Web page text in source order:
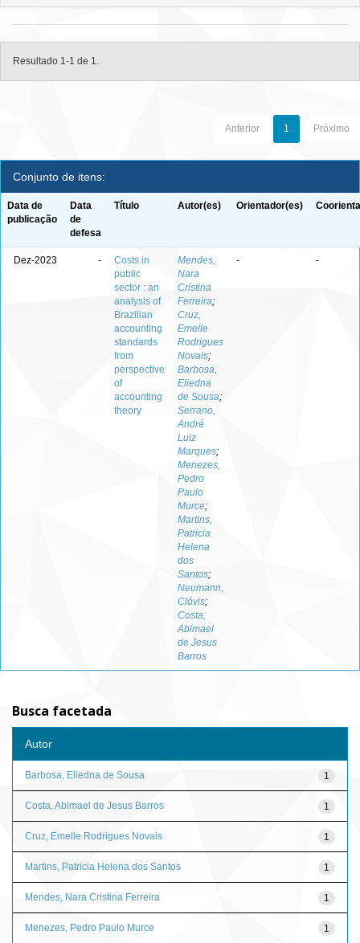
Resultado 1-1 de 1.
Anterior 1 Próximo
Conjunto de itens:
Data de
publicação
Data
de
defesa
Título Autor(es) Orientador(es)
Dez-2023 -
Costs in
public
sector : an
analysis of
Brazilian
accounting
standards
from
perspective
of
accounting
theory
Mendes,
Nara
Cristina
Ferreira;
Cruz,
Emelle
Rodrigues
Novais;
Barbosa,
Eliedna
de Sousa;
Serrano,
André
Luiz
Marques;
Menezes,
Pedro
Paulo
Murce;
Martins,
Patricia
Helena
dos
Santos;
Neumann,
Clóvis;
Costa,
Abimael
de Jesus
Barros
- -
Busca facetada
Autor
1
Barbosa, Eliedna de Sousa
1
Costa, Abimael de Jesus Barros
1
Cruz, Emelle Rodrigues Novais
1
Martins, Patricia Helena dos Santos
1
Mendes, Nara Cristina Ferreira
1
Menezes, Pedro Paulo Murce